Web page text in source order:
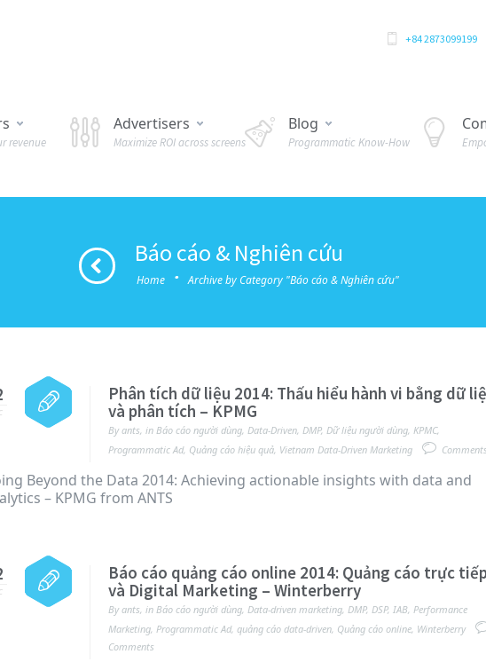
+84 2873099199
revenue
Advertisers
Maximize ROI across screens
Blog
Programmatic Know-How
Báo cáo & Nghiên cứu
Home · Archive by Category "Báo cáo & Nghiên cứu"
Phân tích dữ liệu 2014: Thấu hiểu hành vi bằng dữ
và phân tích – KPMG
Byants, in Báo cáo người dùng, Data-Driven, DMP, Dữ liệu người dùng, KPMC,
Programmatic Ad, Quảng cáo hiệu quả, Vietnam Data-Driven Marketing Comments
Beyond the Data 2014: Achieving actionable insights with data and
– KPMG from ANTS
Báo cáo quảng cáo online 2014: Quảng cáo trực
và Digital Marketing – Winterberry
Byants, in Báo cáo người dùng, Data-driven marketing, DMP, DSP, IAB, Performance
Marketing, Programmatic Ad, quảng cáo data-driven, Quảng cáo online, Winterberry
Comments